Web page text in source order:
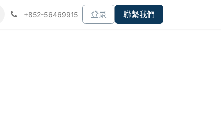
+852-56469915 登录 聯繫我們